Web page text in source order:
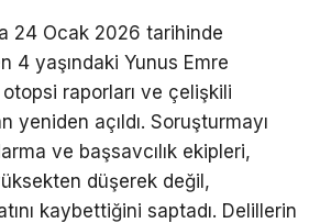
24 Ocak 2026 tarihinde
4 yaşındaki Yunus Emre
otopsi raporları ve çelişkili
yeniden açıldı. Soruşturmayı
ve başsavcılık ekipleri,
düşerek değil,
kaybettiğini saptadı. Delillerin